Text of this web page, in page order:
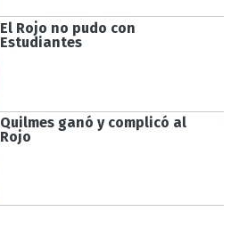
El Rojo no pudo con
Estudiantes
Quilmes ganó y complicó al
Rojo